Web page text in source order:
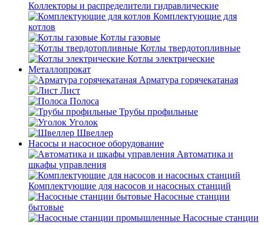
Коллекторы и распределители гидравлические
Комплектующие для
котлов
Котлы газовые
Котлы твердотопливные
Котлы электрические
Металлопрокат
Арматура горячекатаная
Лист
Полоса
Трубы профильные
Уголок
Швеллер
Насосы и насосное оборудование
Автоматика и
шкафы управления
Комплектующие для насосов и насосных станций
Насосные станции
бытовые
Насосные станции